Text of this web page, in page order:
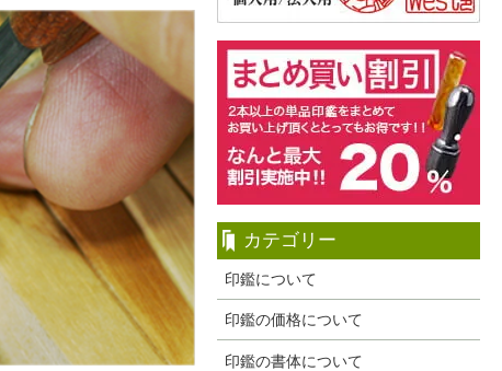
カテゴリー
印鑑について
印鑑の価格について
印鑑の書体について